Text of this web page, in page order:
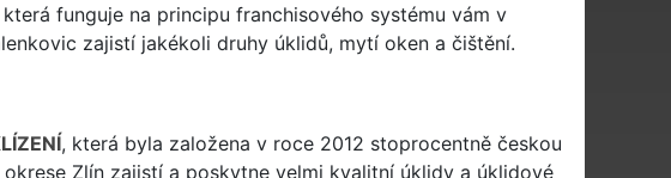
funguje na principu franchisového systému vám v
zajistí jakékoli druhy úklidů, mytí oken a čištění.
, která byla založena v roce 2012 stoprocentně českou
Zlín zajistí a poskytne velmi kvalitní úklidy a úklidové